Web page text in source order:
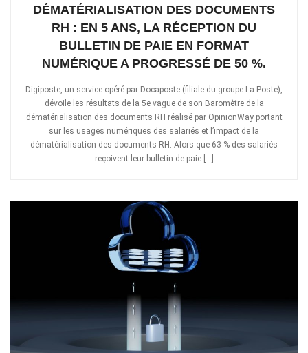
DÉMATÉRIALISATION DES DOCUMENTS
RH : EN 5 ANS, LA RÉCEPTION DU
BULLETIN DE PAIE EN FORMAT
NUMÉRIQUE A PROGRESSÉ DE 50 %.
Digiposte, un service opéré par Docaposte (filiale du groupe La Poste),
dévoile les résultats de la 5e vague de son Baromètre de la
dématérialisation des documents RH réalisé par OpinionWay portant
sur les usages numériques des salariés et l’impact de la
dématérialisation des documents RH. Alors que 63 % des salariés
reçoivent leur bulletin de paie […]